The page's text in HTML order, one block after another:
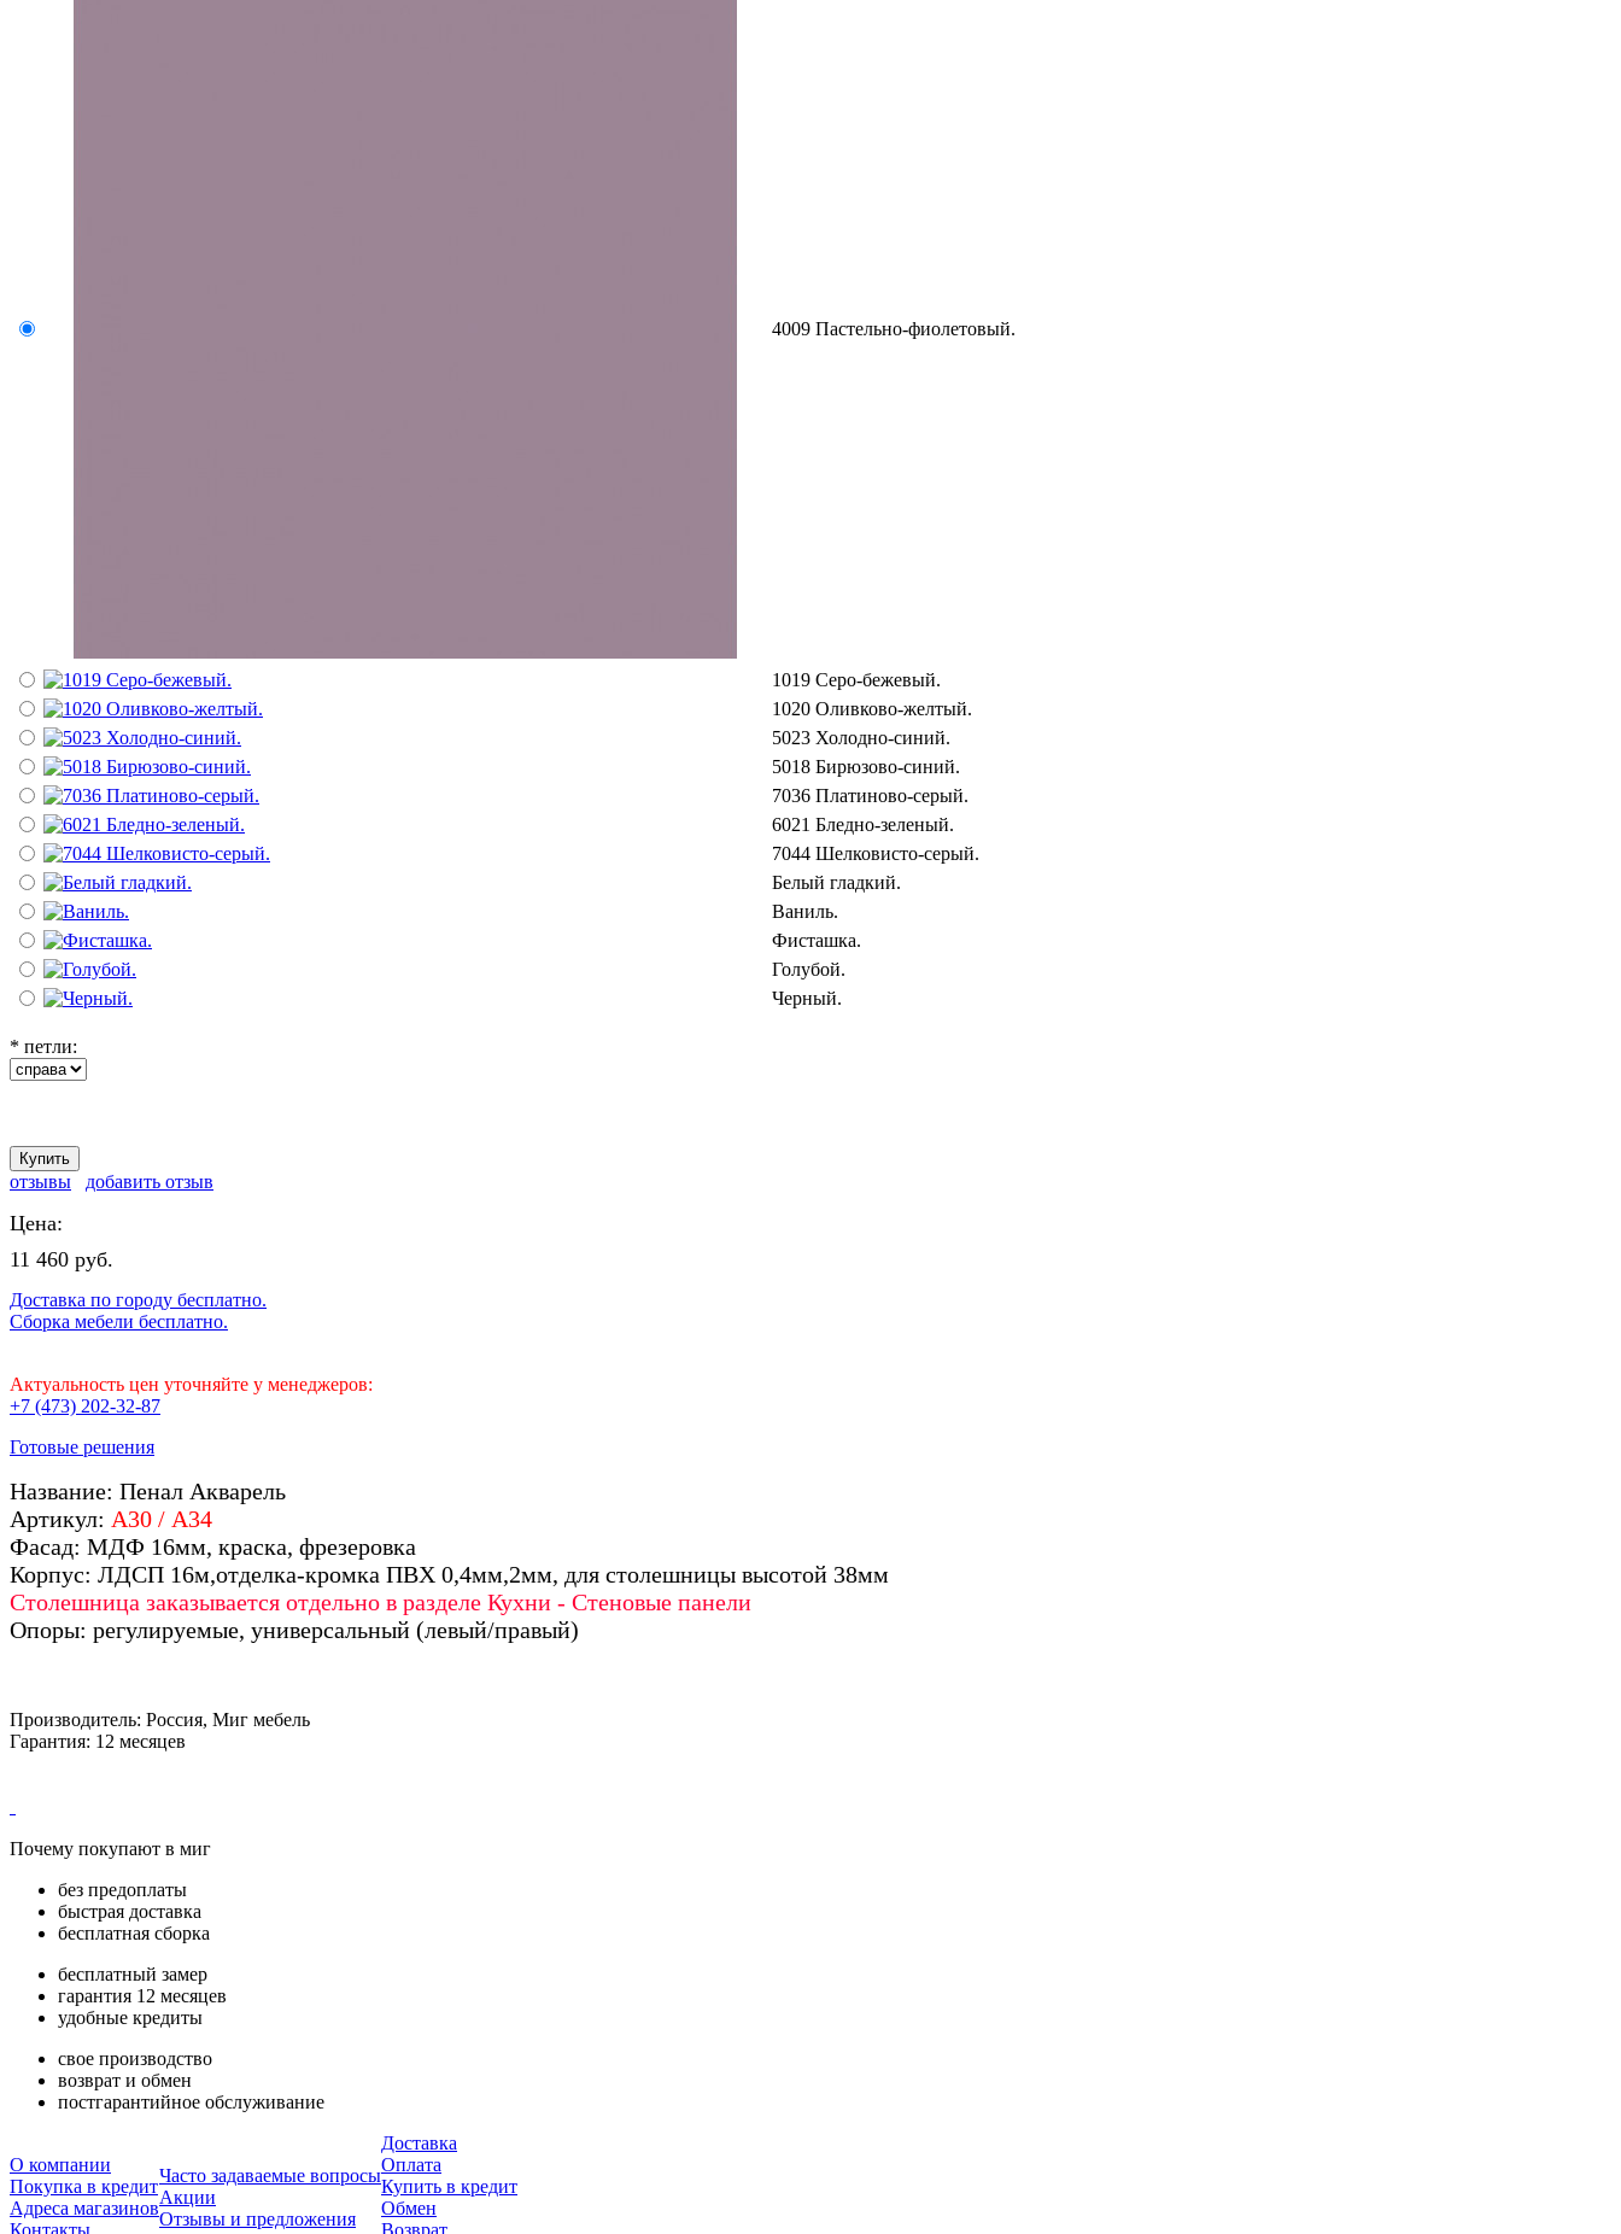
4009 Пастельно-фиолетовый.
1019 Серо-бежевый.
1020 Оливково-желтый.
5023 Холодно-синий.
5018 Бирюзово-синий.
7036 Платиново-серый.
6021 Бледно-зеленый.
7044 Шелковисто-серый.
Белый гладкий.
Ваниль.
Фисташка.
Голубой.
Черный.
* петли:
отзывы добавить отзыв
Цена:
11 460 руб.
Доставка по городу бесплатно.
Сборка мебели бесплатно.
Актуальность цен уточняйте у менеджеров:
+7 (473) 202-32-87
Готовые решения
Название: Пенал Акварель
Артикул: А30 / А34
Фасад: МДФ 16мм, краска, фрезеровка
Корпус: ЛДСП 16м,отделка-кромка ПВХ 0,4мм,2мм, для столешницы высотой 38мм
Столешница заказывается отдельно в разделе Кухни - Стеновые панели
Опоры: регулируемые, универсальный (левый/правый)
Производитель: Россия, Миг мебель
Гарантия: 12 месяцев
Почему покупают в миг
без предоплаты
быстрая доставка
бесплатная сборка
бесплатный замер
гарантия 12 месяцев
удобные кредиты
свое производство
возврат и обмен
постгарантийное обслуживание
О компании
Покупка в кредит
Адреса магазинов
Контакты
Часто задаваемые вопросы
Акции
Отзывы и предложения
Доставка
Оплата
Купить в кредит
Обмен
Возврат